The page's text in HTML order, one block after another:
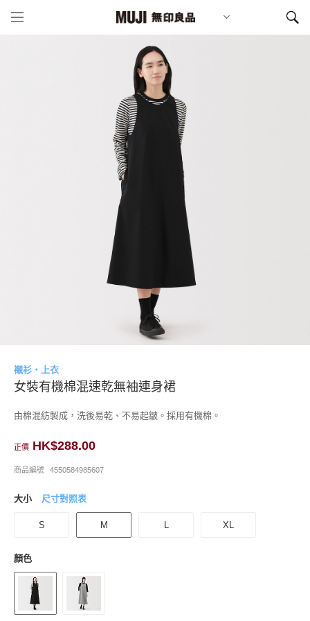
襯衫・上衣
女裝有機棉混速乾無袖連身裙
由棉混紡製成，洗後易乾、不易起皺。採用有機棉。
正價 HK$288.00
商品編號 4550584985607
大小 尺寸對照表
S M L XL
顏色